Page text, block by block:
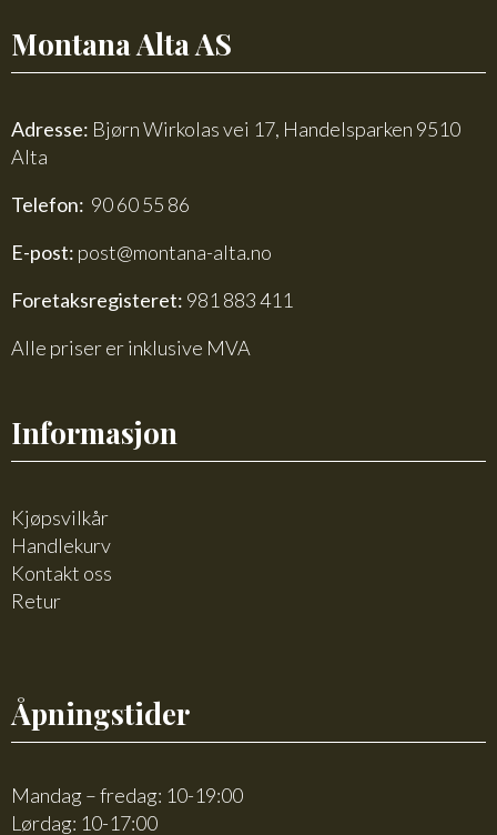
Montana Alta AS
Adresse: Bjørn Wirkolas vei 17, Handelsparken 9510
Alta
Telefon: 90 60 55 86
E-post: post@montana-alta.no
Foretaksregisteret: 981 883 411
Alle priser er inklusive MVA
Informasjon
Kjøpsvilkår
Handlekurv
Kontakt oss
Retur
Åpningstider
Mandag – fredag: 10-19:00
Lørdag: 10-17:00